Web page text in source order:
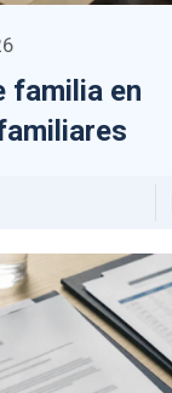
familia en